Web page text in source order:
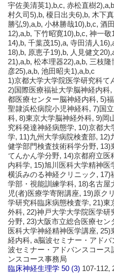
宇佐美清英1),b,c, 赤松直樹
村久司5),b, 榎日出夫6),b, 木下
勝弘9),a,b, 小林勝哉10),b,c, 酒
12),a,b, 下竹昭寛10),b,c, 神一
14),b, 千葉茂15),a, 寺田清人
18),b, 原恵子19),b, 人見健文
21),a,b, 松本理器22),a,b, 三枝
彦25),a,b, 池田昭夫1),a,b,c
1)京都大学大学院医学研究科て
2)国際医療福祉大学脳神経内科
都医療センター脳神経内科, 5)
聖隷浜松病院小児神経科, 7)国
科, 8)東京大学脳神経外科, 9)岡
究科発達神経病態学, 10)京都
学, 11)九州大学病院検査部, 12)
健学部門検査技術科学分野,
てんかん学分野, 14)京都府立
内科学, 15)旭川医科大学精神
横浜みのる神経クリニック,
学部・視能訓練学科, 18)名古
児(者)医療学寄附講座, 19)原ク
学研究科臨床病態検査学, 21)
外科, 22)神戸大学大学院医学
分野, 23)大阪市立総合医療セン
医科大学神経精神医学講座,
経内科, a脳波セミナー・アド
波セミナー・アドバンスコー
ンスコース事務局
臨床神経生理学 50 (3) 107-112,